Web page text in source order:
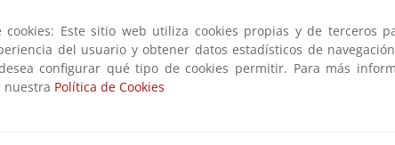
cookies: Este sitio web utiliza cookies propias y de terceros
del usuario y obtener datos estadísticos de
configurar qué tipo de cookies permitir. Para más
nuestra Política de Cookies